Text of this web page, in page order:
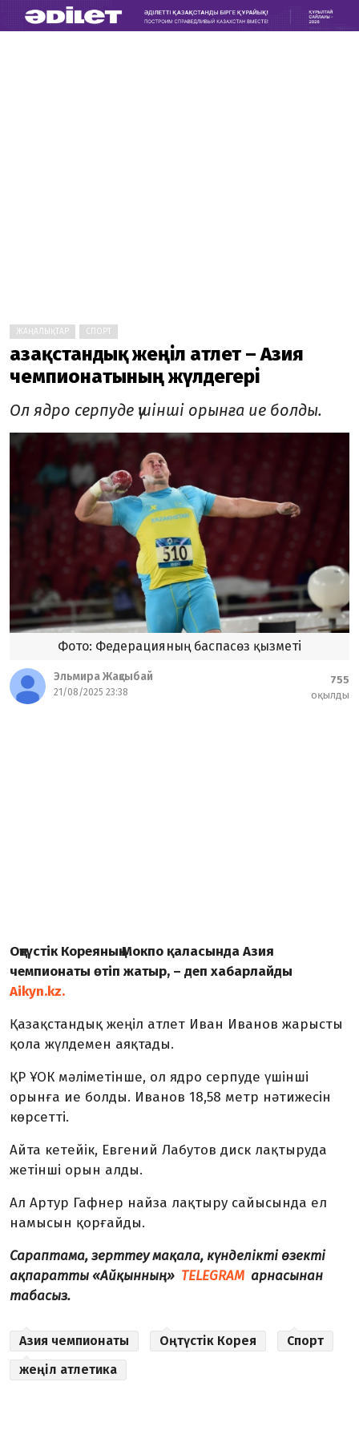
ЖАҢАЛЫҚТАР СПОРТ
Қазақстандық жеңіл атлет – Азия
чемпионатының жүлдегері
Ол ядро серпуде үшінші орынға ие болды.
Фото: Федерацияның баспасөз қызметі
Эльмира Жақсыбай
21/08/2025 23:38
755
оқылды
Оңтүстік Кореяның Мокпо қаласында Азия
чемпионаты өтіп жатыр, – деп хабарлайды
Aikyn.kz.
Қазақстандық жеңіл атлет Иван Иванов жарысты
қола жүлдемен аяқтады.
ҚР ҰОК мәліметінше, ол ядро серпуде үшінші
орынға ие болды. Иванов 18,58 метр нәтижесін
көрсетті.
Айта кетейік, Евгений Лабутов диск лақтыруда
жетінші орын алды.
Ал Артур Гафнер найза лақтыру сайысында ел
намысын қорғайды.
Сараптама, зерттеу мақала, күнделікті өзекті
ақпаратты «Айқынның» TELEGRAM арнасынан
табасыз.
Азия чемпионаты Оңтүстік Корея
Спорт
жеңіл атлетика